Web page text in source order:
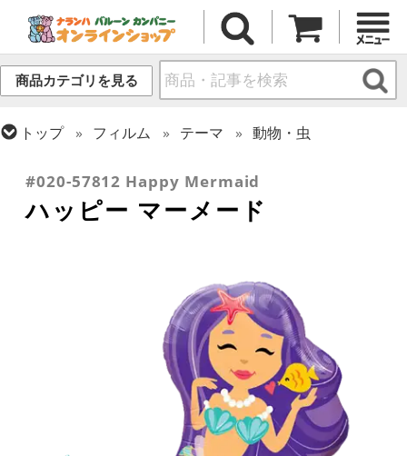
商品カテゴリを見る
トップ フィルム テーマ
動物・虫
#020-57812 Happy Mermaid
ハッピー マーメード